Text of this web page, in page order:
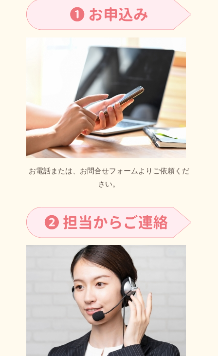
お電話または、お問合せフォームよりご依頼くだ
さい。